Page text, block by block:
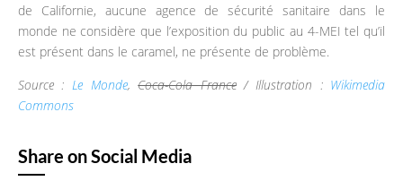
de Californie, aucune agence de sécurité sanitaire dans le
monde ne considère que l’exposition du public au 4-MEI tel qu’il
est présent dans le caramel, ne présente de problème.
Source : Le Monde,Coca-Cola France/ Illustration : Wikimedia
Commons
Share on Social Media